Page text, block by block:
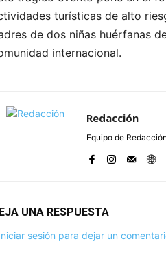
turísticas de alto
de dos niñas huérfanas
internacional.
Redacción
Equipo de
UNA RESPUESTA
sesión para dejar un